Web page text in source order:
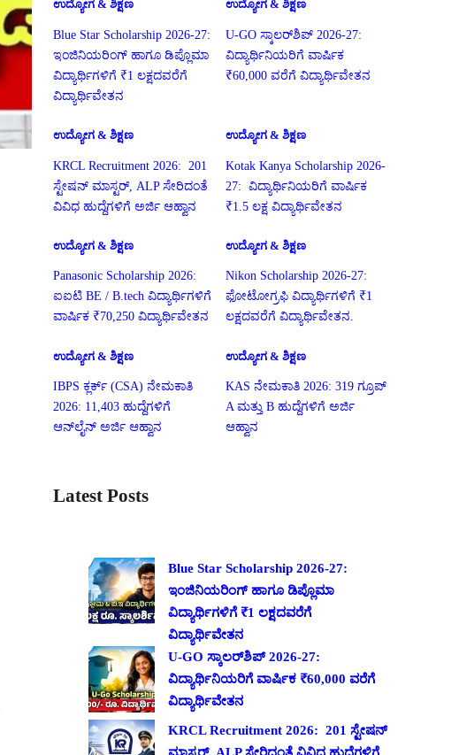
ಉದ್ಯೋಗ & ಶಿಕ್ಷಣ
Blue Star Scholarship 2026-27:
ಇಂಜಿನಿಯರಿಂಗ್ ಹಾಗೂ ಡಿಪ್ಲೊಮಾ
ವಿದ್ಯಾರ್ಥಿಗಳಿಗೆ ₹1 ಲಕ್ಷದವರೆಗೆ
ವಿದ್ಯಾರ್ಥಿವೇತನ
ಉದ್ಯೋಗ & ಶಿಕ್ಷಣ
U-GO ಸ್ಕಾಲರ್‌ಶಿಪ್ 2026-27:
ವಿದ್ಯಾರ್ಥಿನಿಯರಿಗೆ ವಾರ್ಷಿಕ
₹60,000 ವರೆಗೆ ವಿದ್ಯಾರ್ಥಿವೇತನ
ಉದ್ಯೋಗ & ಶಿಕ್ಷಣ
KRCL Recruitment 2026: 201
ಸ್ಟೇಷನ್ ಮಾಸ್ಟರ್, ALP ಸೇರಿದಂತೆ
ವಿವಿಧ ಹುದ್ದೆಗಳಿಗೆ ಅರ್ಜಿ ಆಹ್ವಾನ
ಉದ್ಯೋಗ & ಶಿಕ್ಷಣ
Kotak Kanya Scholarship 2026-
27: ವಿದ್ಯಾರ್ಥಿನಿಯರಿಗೆ ವಾರ್ಷಿಕ
₹1.5 ಲಕ್ಷ ವಿದ್ಯಾರ್ಥಿವೇತನ
ಉದ್ಯೋಗ & ಶಿಕ್ಷಣ
Panasonic Scholarship 2026:
ಐಐಟಿ BE / B.tech ವಿದ್ಯಾರ್ಥಿಗಳಿಗೆ
ವಾರ್ಷಿಕ ₹70,250 ವಿದ್ಯಾರ್ಥಿವೇತನ
ಉದ್ಯೋಗ & ಶಿಕ್ಷಣ
Nikon Scholarship 2026-27:
ಫೋಟೋಗ್ರಫಿ ವಿದ್ಯಾರ್ಥಿಗಳಿಗೆ ₹1
ಲಕ್ಷದವರೆಗೆ ವಿದ್ಯಾರ್ಥಿವೇತನ.
ಉದ್ಯೋಗ & ಶಿಕ್ಷಣ
IBPS ಕ್ಲರ್ಕ್ (CSA) ನೇಮಕಾತಿ
2026: 11,403 ಹುದ್ದೆಗಳಿಗೆ
ಆನ್‌ಲೈನ್ ಅರ್ಜಿ ಆಹ್ವಾನ
ಉದ್ಯೋಗ & ಶಿಕ್ಷಣ
KAS ನೇಮಕಾತಿ 2026: 319 ಗ್ರೂಪ್
A ಮತ್ತು B ಹುದ್ದೆಗಳಿಗೆ ಅರ್ಜಿ
ಆಹ್ವಾನ
Latest Posts
Blue Star Scholarship 2026-27:
ಇಂಜಿನಿಯರಿಂಗ್ ಹಾಗೂ ಡಿಪ್ಲೊಮಾ
ವಿದ್ಯಾರ್ಥಿಗಳಿಗೆ ₹1 ಲಕ್ಷದವರೆಗೆ
ವಿದ್ಯಾರ್ಥಿವೇತನ
U-GO ಸ್ಕಾಲರ್‌ಶಿಪ್ 2026-27:
ವಿದ್ಯಾರ್ಥಿನಿಯರಿಗೆ ವಾರ್ಷಿಕ ₹60,000 ವರೆಗೆ
ವಿದ್ಯಾರ್ಥಿವೇತನ
KRCL Recruitment 2026: 201 ಸ್ಟೇಷನ್